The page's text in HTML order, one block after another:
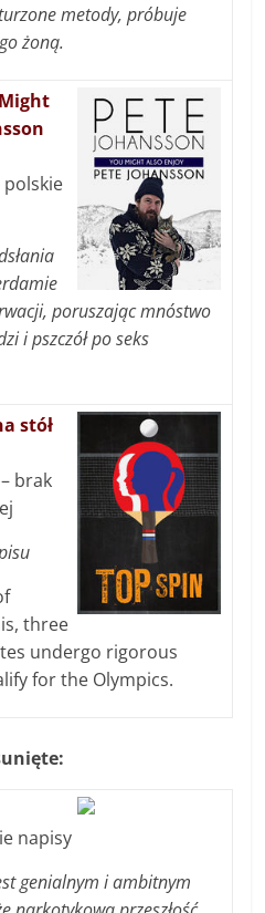
metody, próbuje
żoną.
polskie
poruszając mnóstwo
i pszczół po seks
stół
brak
three
undergo rigorous
for the Olympics.
napisy
genialnym i ambitnym